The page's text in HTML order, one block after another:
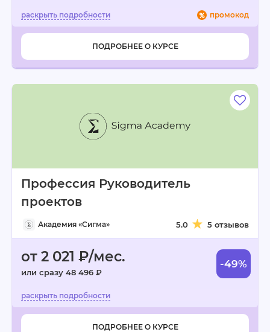
промокод
ПОДРОБНЕЕ О КУРСЕ
Профессия Руководитель
проектов
Академия «Сигма» 5.0 5 отзывов
от 2 021 ₽/мес.
или сразу 48 496 ₽
-49%
ПОДРОБНЕЕ О КУРСЕ